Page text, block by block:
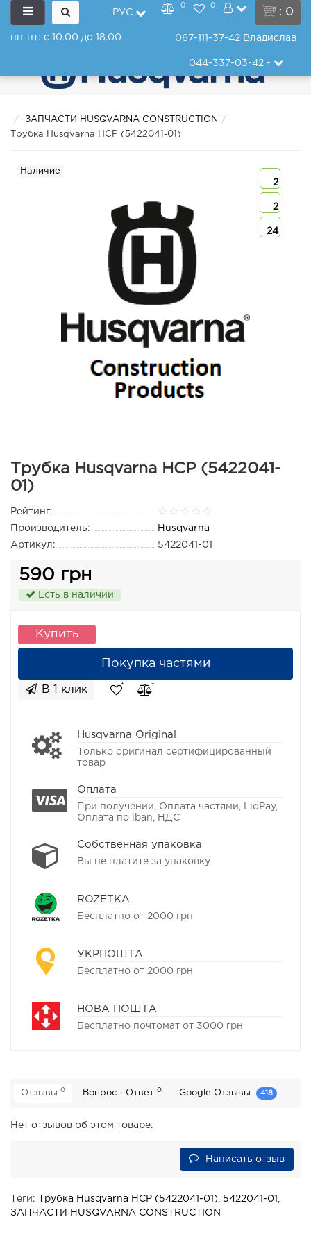
: 0
РУС
0 0
пн-пт: с 10.00 до 18.00 067-111-37-42 Владислав
044-337-03-42-
ЗАПЧАСТИ HUSQVARNA CONSTRUCTION
Трубка Husqvarna HCP (5422041-01)
2
2
24
Наличие
Трубка Husqvarna HCP (5422041-
01)
Рейтинг:
Производитель:
Husqvarna
Артикул:
5422041-01
590 грн
Есть в наличии
Купить
Покупка частями
В 1 клик
Husqvarna Original
Только оригинал сертифицированный
товар
Оплата
При получении, Оплата частями, LiqPay,
Оплата по iban, НДС
Собственная упаковка
Вы не платите за упаковку
ROZETKA
Бесплатно от 2000 грн
УКРПОШТА
Бесплатно от 2000 грн
НОВА ПОШТА
Бесплатно почтомат от 3000 грн
Отзывы 0 Вопрос - Ответ 0 Google Отзывы 418
Нет отзывов об этом товаре.
Написать отзыв
Теги: Трубка Husqvarna HCP (5422041-01) 5422041-01
ЗАПЧАСТИ HUSQVARNA CONSTRUCTION